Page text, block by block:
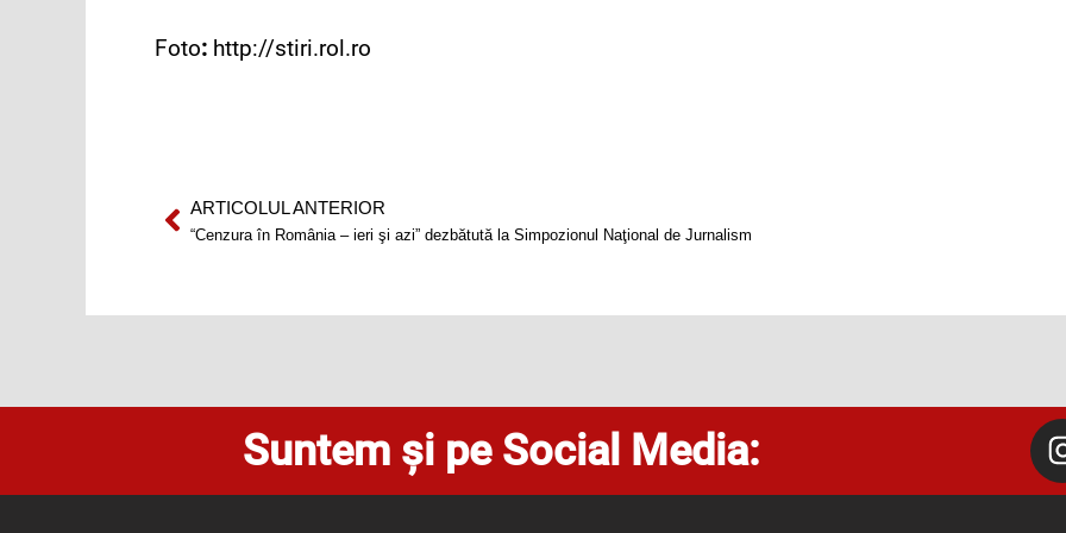
Foto: http://stiri.rol.ro
Prev
ARTICOLUL ANTERIOR
“Cenzura în România ‒ ieri şi azi” dezbătută la Simpozionul Naţional de Jurnalism
Suntem și pe Social Media: